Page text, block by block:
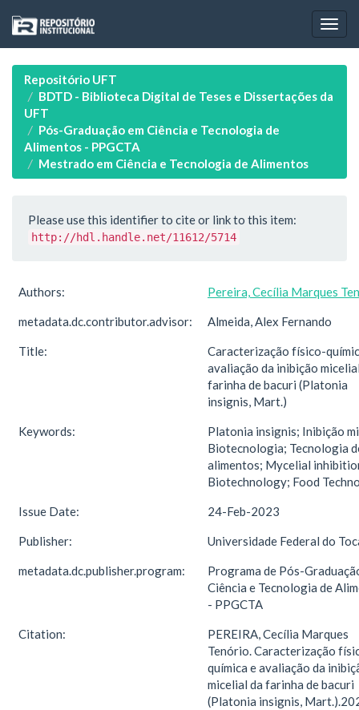
navigation
Repositório UFT
BDTD - Biblioteca Digital de Teses e Dissertações da
UFT
Pós-Graduação em Ciência e Tecnologia de
Alimentos - PPGCTA
Mestrado em Ciência e Tecnologia de Alimentos
Please use this identifier to cite or link to this item:
http://hdl.handle.net/11612/5714
Authors: Pereira, Cecília Marques
metadata.dc.contributor.advisor: Almeida, Alex Fernando
Title:
Caracterização físico-
avaliação da inibição
farinha de bacuri (Platonia
insignis, Mart.)
Keywords:
Platonia insignis; Inibição
Biotecnologia; Tecnologia
alimentos; Mycelial
Biotechnology; Food
Issue Date: 24-Feb-2023
Publisher: Universidade Federal do
metadata.dc.publisher.program:
Programa de Pós-
Ciência e Tecnologia de
- PPGCTA
Citation:
PEREIRA, Cecília Marques
Tenório. Caracterização
química e avaliação da
micelial da farinha de bacuri
(Platonia insignis,